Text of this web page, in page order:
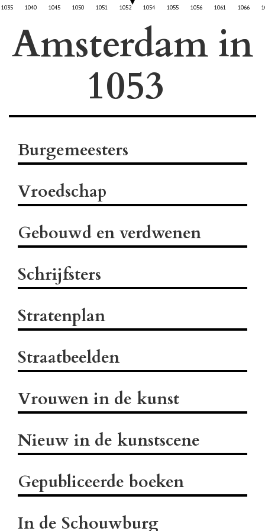
1035 1040 1045 1050 1051 1052 1054 1055 1056 1061 1066
Amsterdam in
Burgemeesters
Vroedschap
Gebouwd en verdwenen
Schrijfsters
Stratenplan
Straatbeelden
Vrouwen in de kunst
Nieuw in de kunstscene
Gepubliceerde boeken
In de Schouwburg